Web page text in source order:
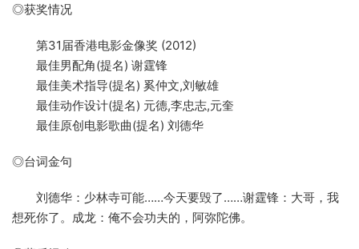
◎获奖情况
第31届香港电影金像奖 (2012)
最佳男配角(提名) 谢霆锋
最佳美术指导(提名) 奚仲文,刘敏雄
最佳动作设计(提名) 元德,李忠志,元奎
最佳原创电影歌曲(提名) 刘德华
◎台词金句
刘德华：少林寺可能……今天要毁了……谢霆锋：大哥，我
想死你了。成龙：俺不会功夫的，阿弥陀佛。